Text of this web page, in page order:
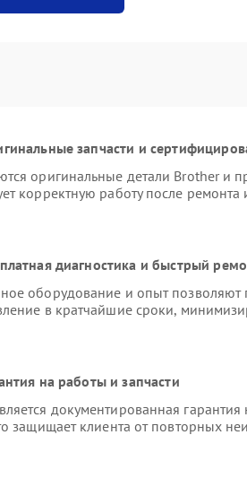
запчасти и
оригинальные детали Brother и
корректную работу после
диагностика и быстрый
оборудование и опыт позволяют
в кратчайшие сроки,
на работы и запчасти
документированная
защищает клиента от повторных